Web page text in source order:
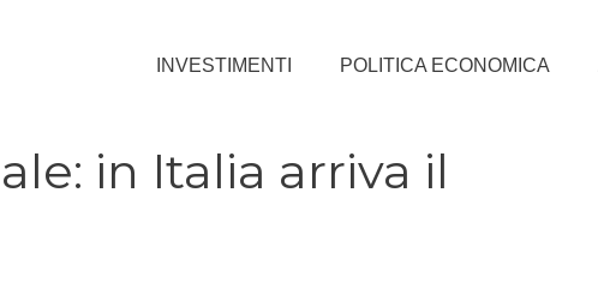
INVESTIMENTI POLITICA ECONOMICA
in Italia arriva il